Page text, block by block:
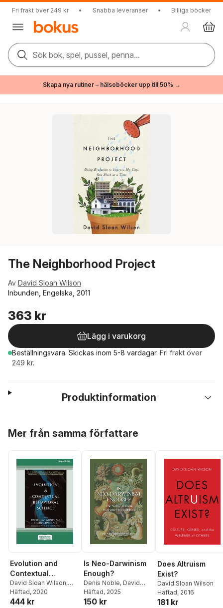
Fri frakt över 249 kr • Snabba leveranser • Billiga böcker
Sök bok, spel, pussel, penna...
Skapa nya rutiner – hälsoböcker upp till 50% →
The Neighborhood Project
Av David Sloan Wilson
Inbunden, Engelska, 2011
363 kr
Lägg i varukorg
Beställningsvara. Skickas inom 5-8 vardagar. Fri frakt över
249 kr.
Produktinformation
Mer från samma författare
Evolution and
Contextual
Behavioral Science
David Sloan Wilson,
Steven C Hayes
Häftad, 2020
444 kr
Is Neo-Darwinism
Enough?
Denis Noble, David
Sloan Wilson
Häftad, 2025
150 kr
Does Altruism
Exist?
David Sloan Wilson
Häftad, 2016
181 kr